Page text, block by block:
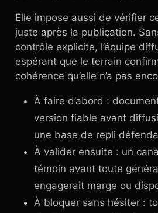
Elle impose aussi de vérifier
juste après la publication.
contrôle explicite, l’équipe
espérant que le terrain
cohérence qu’elle n’a pas
À faire d’abord :
version fiable avant
une base de repli
À valider ensuite : un
témoin avant toute
engagerait marge ou
À bloquer sans hésiter :